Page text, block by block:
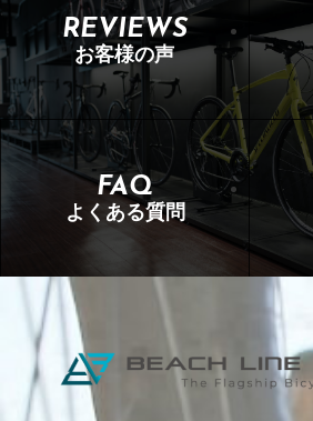
REVIEWS
お客様の声
FAQ
よくある質問